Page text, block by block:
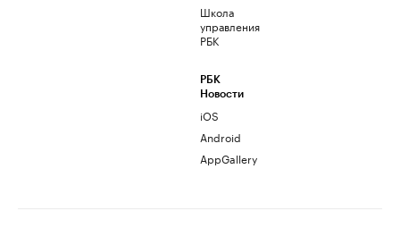
Школа
управления
РБК
РБК
Новости
iOS
Android
AppGallery